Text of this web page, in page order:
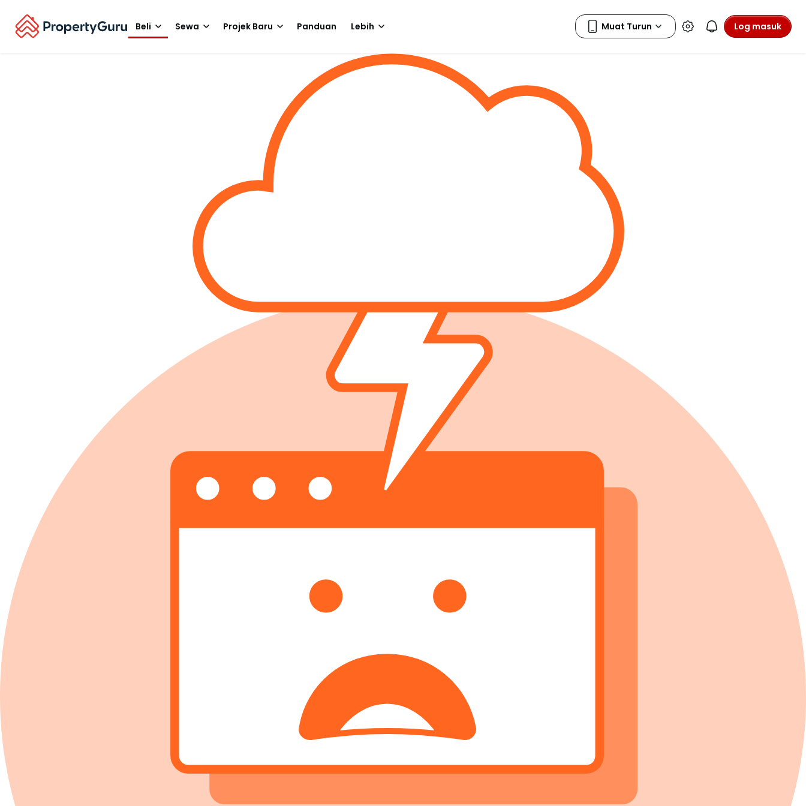
Beli Sewa Projek Baru Panduan Lebih Log masuk